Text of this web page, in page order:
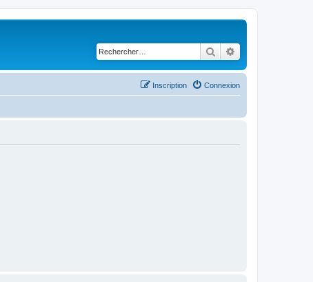
Rechercher
Connexion
Inscription